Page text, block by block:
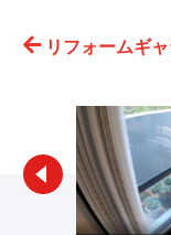
リフォームギ